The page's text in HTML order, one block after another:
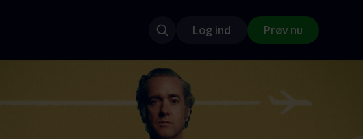
Log ind Prøv nu